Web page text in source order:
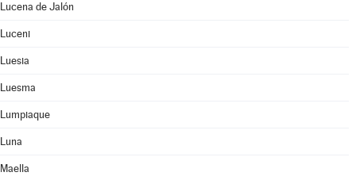
Lucena de Jalón
Luceni
Luesia
Luesma
Lumpiaque
Luna
Maella